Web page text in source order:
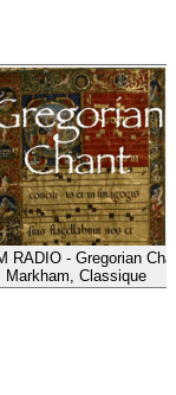
RADIO - Gregorian
Markham, Classique